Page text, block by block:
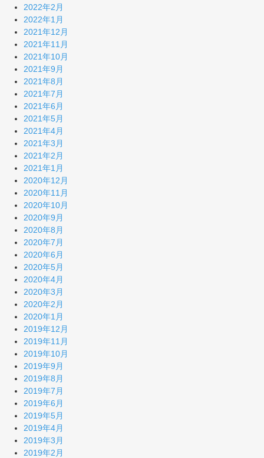
2022年2月
2022年1月
2021年12月
2021年11月
2021年10月
2021年9月
2021年8月
2021年7月
2021年6月
2021年5月
2021年4月
2021年3月
2021年2月
2021年1月
2020年12月
2020年11月
2020年10月
2020年9月
2020年8月
2020年7月
2020年6月
2020年5月
2020年4月
2020年3月
2020年2月
2020年1月
2019年12月
2019年11月
2019年10月
2019年9月
2019年8月
2019年7月
2019年6月
2019年5月
2019年4月
2019年3月
2019年2月